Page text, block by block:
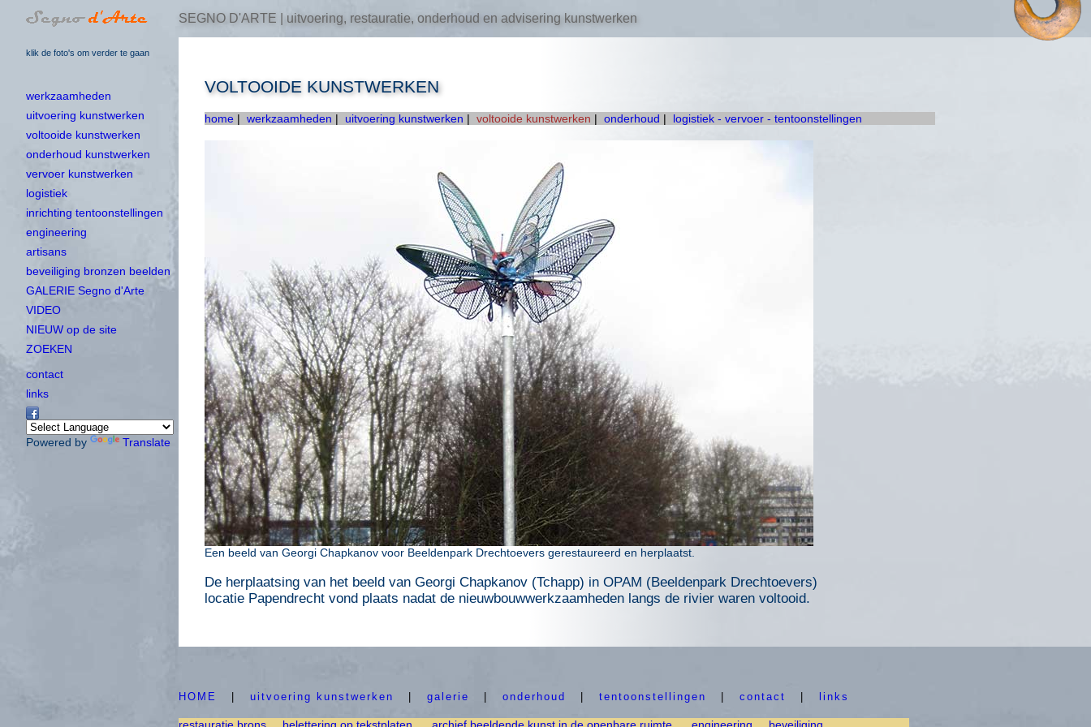
klik de foto's om verder te gaan
SEGNO D'ARTE | uitvoering, restauratie, onderhoud en advisering kunstwerken
werkzaamheden
uitvoering kunstwerken
voltooide kunstwerken
onderhoud kunstwerken
vervoer kunstwerken
logistiek
inrichting tentoonstellingen
engineering
artisans
beveiliging bronzen beelden
GALERIE Segno d'Arte
VIDEO
NIEUW op de site
ZOEKEN
contact
links
Powered by Translate
VOLTOOIDE KUNSTWERKEN
home | werkzaamheden | uitvoering kunstwerken | voltooide kunstwerken | onderhoud | logistiek - vervoer - tentoonstellingen
Een beeld van Georgi Chapkanov voor Beeldenpark Drechtoevers gerestaureerd en herplaatst.
De herplaatsing van het beeld van Georgi Chapkanov (Tchapp) in OPAM (Beeldenpark Drechtoevers)
locatie Papendrecht vond plaats nadat de nieuwbouwwerkzaamheden langs de rivier waren voltooid.
HOME uitvoering kunstwerken galerie onderhoud tentoonstellingen contact links